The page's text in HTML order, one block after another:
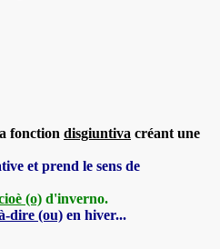
fonction disgiuntiva créant une
et prend le sens de
(o) d'inverno.
dire (ou) en hiver...